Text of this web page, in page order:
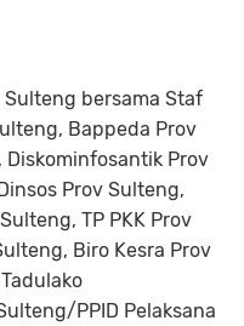
Sulteng bersama Staf
Bappeda Prov
Prov
Prov Sulteng,
TP PKK Prov
Biro Kesra Prov
PPID Pelaksana